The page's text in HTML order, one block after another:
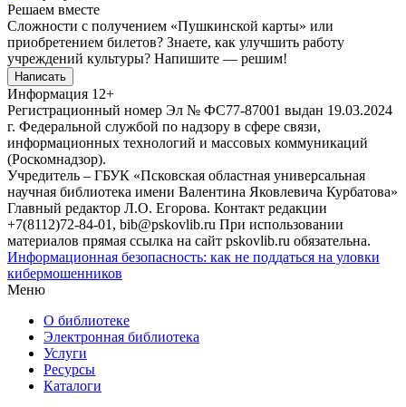
Решаем вместе
Сложности с получением «Пушкинской карты» или
приобретением билетов? Знаете, как улучшить работу
учреждений культуры? Напишите — решим!
Написать
Информация 12+
Регистрационный номер Эл № ФС77-87001 выдан 19.03.2024
г. Федеральной службой по надзору в сфере связи,
информационных технологий и массовых коммуникаций
(Роскомнадзор).
Учредитель – ГБУК «Псковская областная универсальная
научная библиотека имени Валентина Яковлевича Курбатова»
Главный редактор Л.О. Егорова. Контакт редакции
+7(8112)72-84-01, bib@pskovlib.ru При использовании
материалов прямая ссылка на сайт pskovlib.ru обязательна.
Информационная безопасность: как не поддаться на уловки
кибермошенников
Меню
О библиотеке
Электронная библиотека
Услуги
Ресурсы
Каталоги